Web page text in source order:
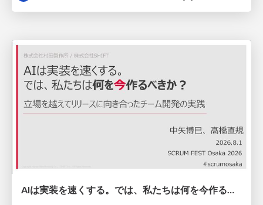
AIは実装を速くする。では、私たちは何を今作るべきか？－立場を越えてリリースに向き合ったチーム開発の実践 / 20260801 Hiromi Nakaya and Naoki Takahashi